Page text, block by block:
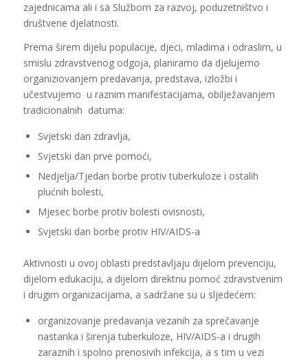
zajednicama ali i sa Službom za razvoj, poduzetništvo i
društvene djelatnosti.
Prema širem dijelu populacije, djeci, mladima i odraslim, u
smislu zdravstvenog odgoja, planiramo da djelujemo
organiziovanjem predavanja, predstava, izložbi i
učestvujemo u raznim manifestacijama, obilježavanjem
tradicionalnih datuma:
Svjetski dan zdravlja,
Svjetski dan prve pomoći,
Nedjelja/Tjedan borbe protiv tuberkuloze i ostalih
plućnih bolesti,
Mjesec borbe protiv bolesti ovisnosti,
Svjetski dan borbe protiv HIV/AIDS-a
Aktivnosti u ovoj oblasti predstavljaju dijelom prevenciju,
dijelom edukaciju, a dijelom direktnu pomoć zdravstvenim
i drugim organizacijama, a sadržane su u sljedećem:
organizovanje predavanja vezanih za sprečavanje
nastanka i širenja tuberkuloze, HIV/AIDS-a i drugih
zaraznih i spolno prenosivih infekcija, a s tim u vezi